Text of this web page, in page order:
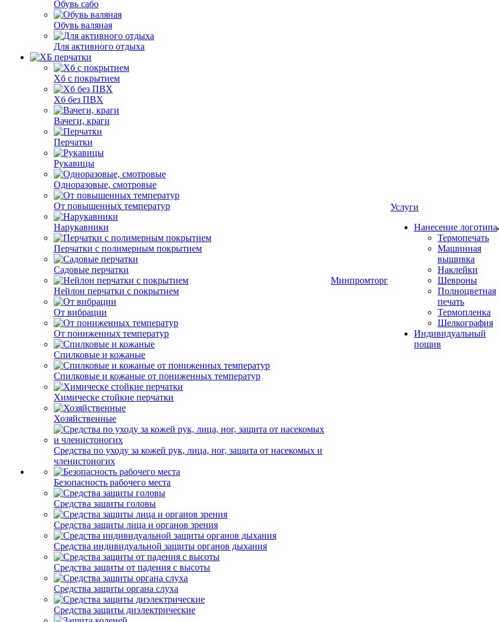
Обувь сабо
Обувь валяная
Для активного отдыха
Хб с покрытием
Хб без ПВХ
Вачеги, краги
Перчатки
Рукавицы
Одноразовые, смотровые
От повышенных температур
Нарукавники
Перчатки с полимерным покрытием
Садовые перчатки
Нейлон перчатки с покрытием
От вибрации
От пониженных температур
Спилковые и кожаные
Спилковые и кожаные от пониженных температур
Химическе стойкие перчатки
Хозяйственные
Средства по уходу за кожей рук, лица, ног, защита от насекомых и
членистоногих
Безопасность рабочего места
Средства защиты головы
Средства защиты лица и органов зрения
Средства индивидуальной защиты органов дыхания
Средства защиты от падения с высоты
Средства защиты органа слуха
Средства защиты диэлектрические
Минпромторг
Услуги
Нанесение логотипа
Термопечать
Машинная
вышивка
Наклейки
Шевроны
Полноцветная
печать
Термопленка
Шелкография
Индивидуальный
пошив